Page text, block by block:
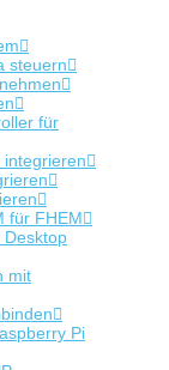
steuern
für
integrieren
für FHEM
Desktop
mit
Pi